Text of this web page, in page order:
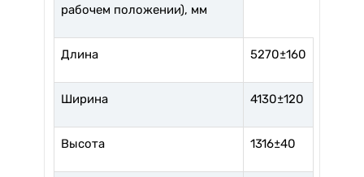
рабочем положении), мм
Длина 5270±160
Ширина 4130±120
Высота 1316±40